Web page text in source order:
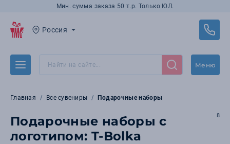
Мин. сумма заказа 50 т.р. Только ЮЛ.
Россия
Меню
Главная Все сувениры Подарочные наборы
Подарочные наборы с
логотипом: T-Bolka
8